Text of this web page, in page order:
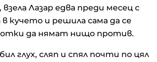
Лазар едва преди месец с
в кучето и решила сама да се
да нямат нищо против.
глух, сляп и спял почти по цял